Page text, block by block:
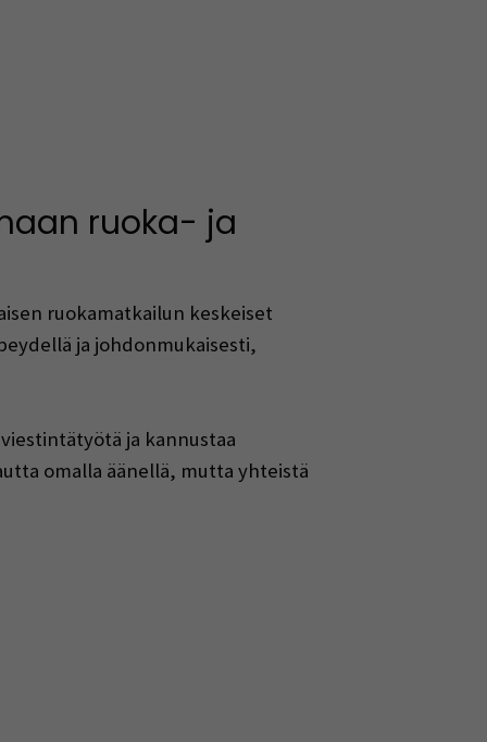
ruoka- ja
ruokamatkailun keskeiset
ja johdonmukaisesti,
ja kannustaa
omalla äänellä, mutta yhteistä